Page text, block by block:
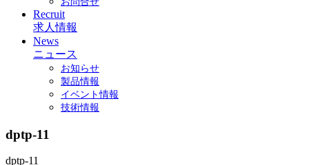
Recruit
求人情報
News
ニュース
お知らせ
製品情報
イベント情報
技術情報
dptp-11
dptp-11